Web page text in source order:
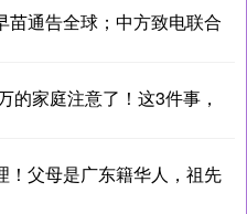
苗通告全球；中方致电联合
的家庭注意了！这3件事，
！父母是广东籍华人，祖先